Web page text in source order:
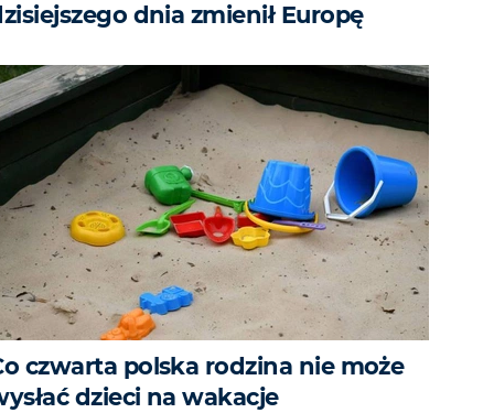
dnia zmienił Europę
czwarta polska rodzina nie może
dzieci na wakacje